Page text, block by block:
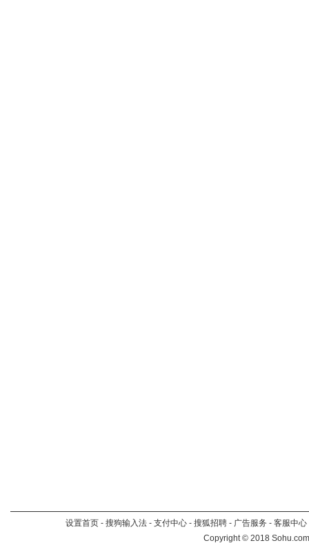
设置首页 - 搜狗输入法 - 支付中心 - 搜狐招聘 - 广告服务 - 客服中心
Copyright©2018